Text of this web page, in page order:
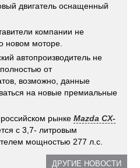
двигатель оснащенный
компании не
новом моторе.
автопроизводитель не
от
возможно, данные
на новые премиальные
рынкеMazda CX-
с 3,7- литровым
мощностью 277 л.с.
ДРУГИЕ НОВОСТИ